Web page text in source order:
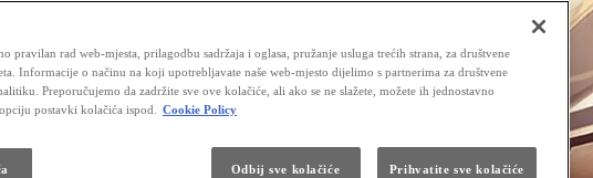
pravilan rad web-mjesta, prilagodbu sadržaja i oglasa, pružanje usluga trećih strana, za društvene
Informacije o načinu na koji upotrebljavate naše web-mjesto dijelimo s partnerima za društvene
Preporučujemo da zadržite sve ove kolačiće, ali ako se ne slažete, možete ih jednostavno
postavki kolačića ispod.
Cookie Policy
Odbij sve kolačiće Prihvatite sve kolačiće